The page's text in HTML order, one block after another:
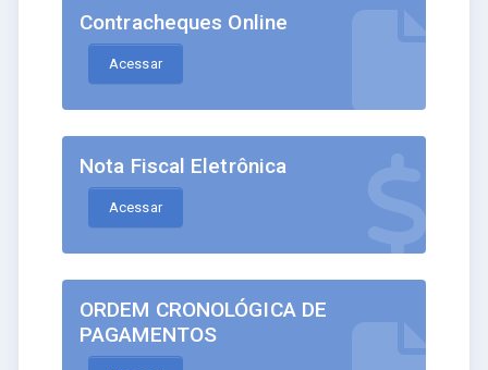
Contracheques Online
Acessar
Nota Fiscal Eletrônica
Acessar
ORDEM CRONOLÓGICA DE
PAGAMENTOS